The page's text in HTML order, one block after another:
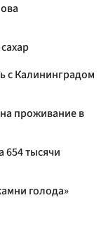
с Калининградом
проживание в
654 тысячи
голода»